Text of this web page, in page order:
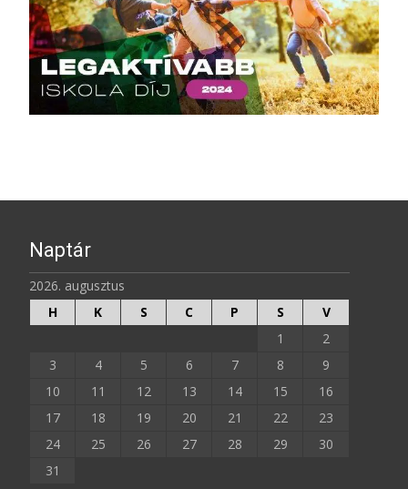
Naptár
2026. augusztus
H
K S C P S
V
1
2
3
4 5 6 7 8
9
10
11 12 13 14 15
16
17
18 19 20 21 22
23
24
25 26 27 28 29
30
31